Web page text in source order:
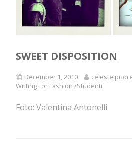
SWEET DISPOSITION
December 1, 2010
Writing For Fashion /Studenti
Foto: Valentina Antonelli